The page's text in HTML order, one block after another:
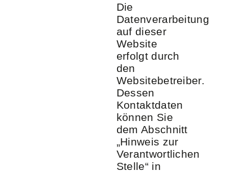
Die
Datenverarbeitung
auf dieser
Website
erfolgt durch
den
Websitebetreiber.
Dessen
Kontaktdaten
können Sie
dem Abschnitt
„Hinweis zur
Verantwortlichen
Stelle“ in